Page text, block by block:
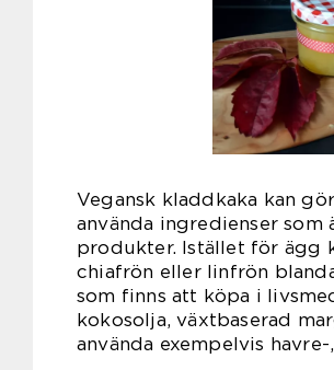
Vegansk kladdkaka kan
använda ingredienser som
produkter. Istället för ägg
chiafrön eller linfrön
som finns att köpa i
kokosolja, växtbaserad
använda exempelvis